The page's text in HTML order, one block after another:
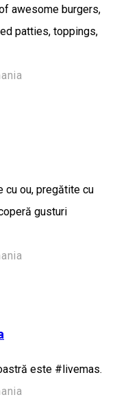
awesome burgers,
patties, toppings,
cu ou, pregătite cu
gusturi
este #livemas.